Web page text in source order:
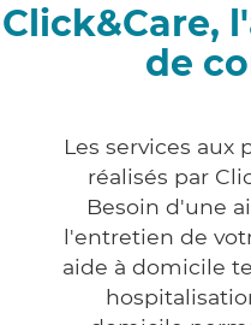
Click&Care,
de
Les services aux
réalisés par
Besoin d'une
l'entretien de
aide à domicile